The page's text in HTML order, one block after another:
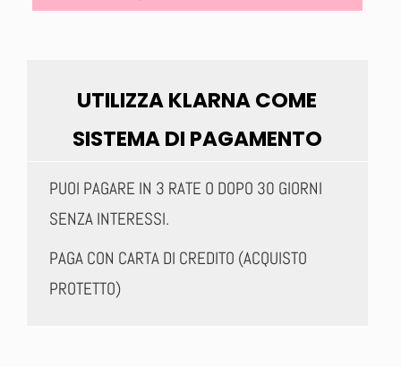
UTILIZZA KLARNA COME
SISTEMA DI PAGAMENTO
PUOI PAGARE IN 3 RATE O DOPO 30 GIORNI
SENZA INTERESSI.
PAGA CON CARTA DI CREDITO (ACQUISTO
PROTETTO)